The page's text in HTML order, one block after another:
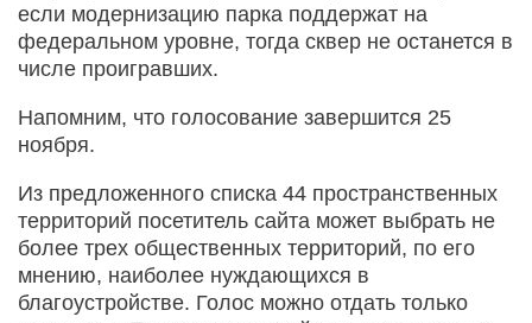
если модернизацию парка поддержат на
федеральном уровне, тогда сквер не останется в
числе проигравших.
Напомним, что голосование завершится 25
ноября.
Из предложенного списка 44 пространственных
территорий посетитель сайта может выбрать не
более трех общественных территорий, по его
мнению, наиболее нуждающихся в
благоустройстве. Голос можно отдать только